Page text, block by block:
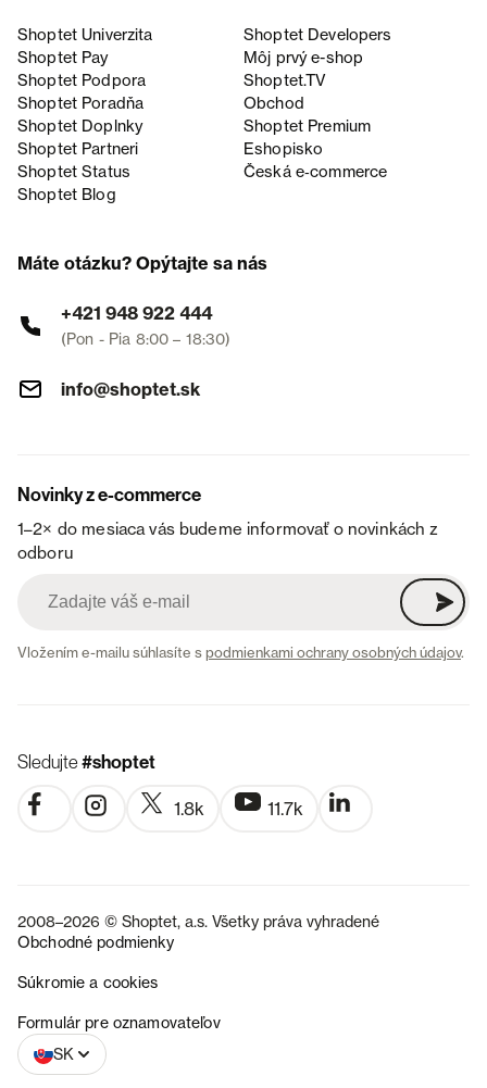
Shoptet Univerzita
Shoptet Developers
Shoptet Pay
Môj prvý e-shop
Shoptet Podpora
Shoptet.TV
Shoptet Poradňa
Obchod
Shoptet Doplnky
Shoptet Premium
Shoptet Partneri
Eshopisko
Shoptet Status
Česká e‑commerce
Shoptet Blog
Máte otázku? Opýtajte sa nás
+421 948 922 444
(Pon - Pia 8:00 – 18:30)
info@shoptet.sk
Novinky z e-commerce
1–2× do mesiaca vás budeme informovať o novinkách z
odboru
Vložením e-mailu súhlasíte spodmienkami ochrany osobných údajov.
Sledujte#shoptet
1.8k 11.7k
2008–2026 © Shoptet, a.s. Všetky práva vyhradené
Obchodné podmienky
Súkromie a cookies
Formulár pre oznamovateľov
SK